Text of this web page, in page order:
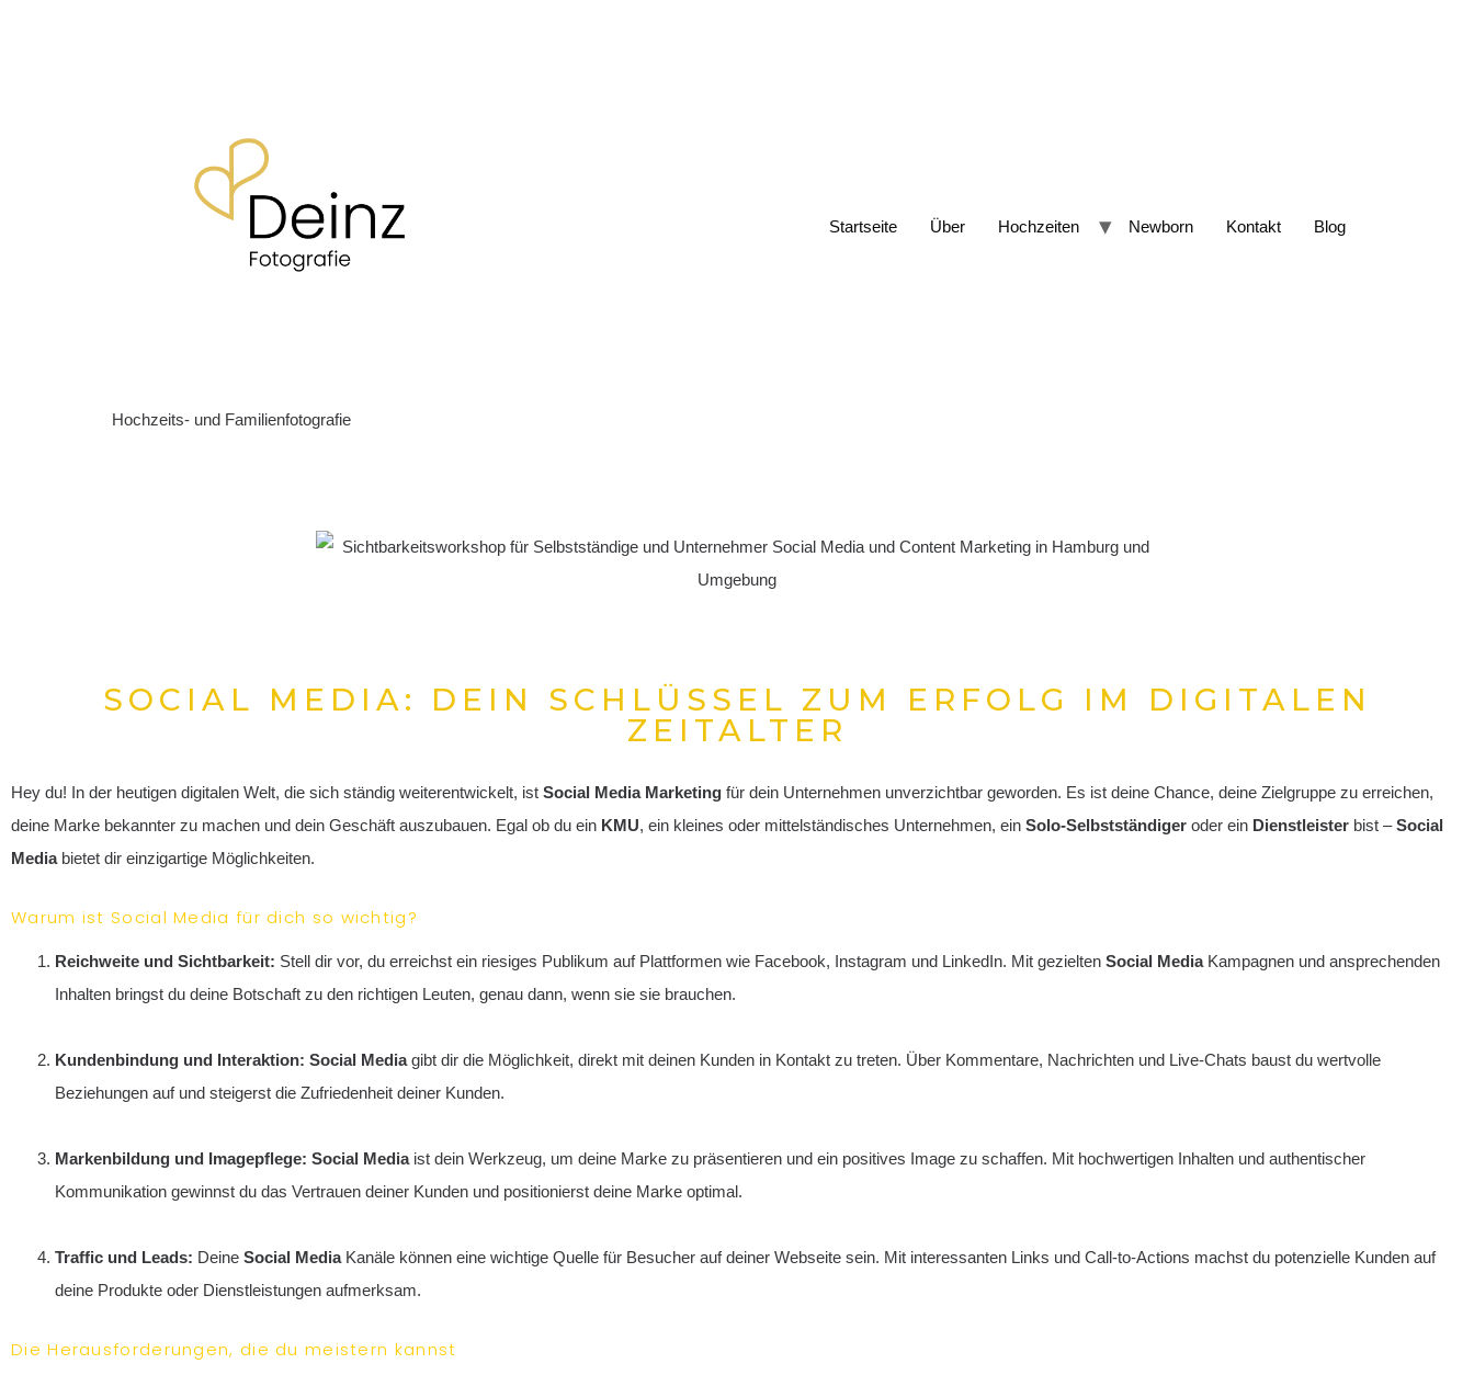
Hochzeits- und Familienfotografie
Startseite Über Hochzeiten Newborn Kontakt Blog
SOCIAL MEDIA: DEIN SCHLÜSSEL ZUM ERFOLG IM DIGITALEN
ZEITALTER
Hey du! In der heutigen digitalen Welt, die sich ständig weiterentwickelt, ist Social Media Marketing für dein Unternehmen unverzichtbar geworden. Es ist deine Chance, deine Zielgruppe zu erreichen,
deine Marke bekannter zu machen und dein Geschäft auszubauen. Egal ob du ein KMU, ein kleines oder mittelständisches Unternehmen, ein Solo-Selbstständiger oder ein Dienstleister bist –Social
Mediabietet dir einzigartige Möglichkeiten.
Warum ist Social Media für dich so wichtig?
Reichweite und Sichtbarkeit: Stell dir vor, du erreichst ein riesiges Publikum auf Plattformen wie Facebook, Instagram und LinkedIn. Mit gezielten Social MediaKampagnen und ansprechenden
Inhalten bringst du deine Botschaft zu den richtigen Leuten, genau dann, wenn sie sie brauchen.
Kundenbindung und Interaktion: Social Mediagibt dir die Möglichkeit, direkt mit deinen Kunden in Kontakt zu treten. Über Kommentare, Nachrichten und Live-Chats baust du wertvolle
Beziehungen auf und steigerst die Zufriedenheit deiner Kunden.
Markenbildung und Imagepflege: Social Mediaist dein Werkzeug, um deine Marke zu präsentieren und ein positives Image zu schaffen. Mit hochwertigen Inhalten und authentischer
Kommunikation gewinnst du das Vertrauen deiner Kunden und positionierst deine Marke optimal.
Traffic und Leads: Deine Social MediaKanäle können eine wichtige Quelle für Besucher auf deiner Webseite sein. Mit interessanten Links und Call-to-Actions machst du potenzielle Kunden auf
deine Produkte oder Dienstleistungen aufmerksam.
Die Herausforderungen, die du meistern kannst